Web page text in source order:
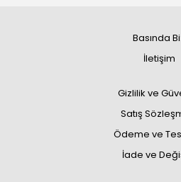
Basında
İletişim
Gizlilik ve
Satış
Ödeme ve
İade ve